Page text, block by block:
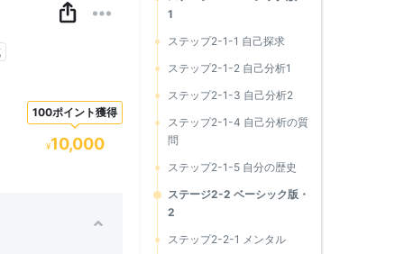
100ポイント獲得
¥10,000
1
ステップ2-1-1 自己探求
ステップ2-1-2 自己分析1
ステップ2-1-3 自己分析2
ステップ2-1-4 自己分析の質
問
ステップ2-1-5 自分の歴史
ステージ2-2 ベーシック版・
2
ステップ2-2-1 メンタル